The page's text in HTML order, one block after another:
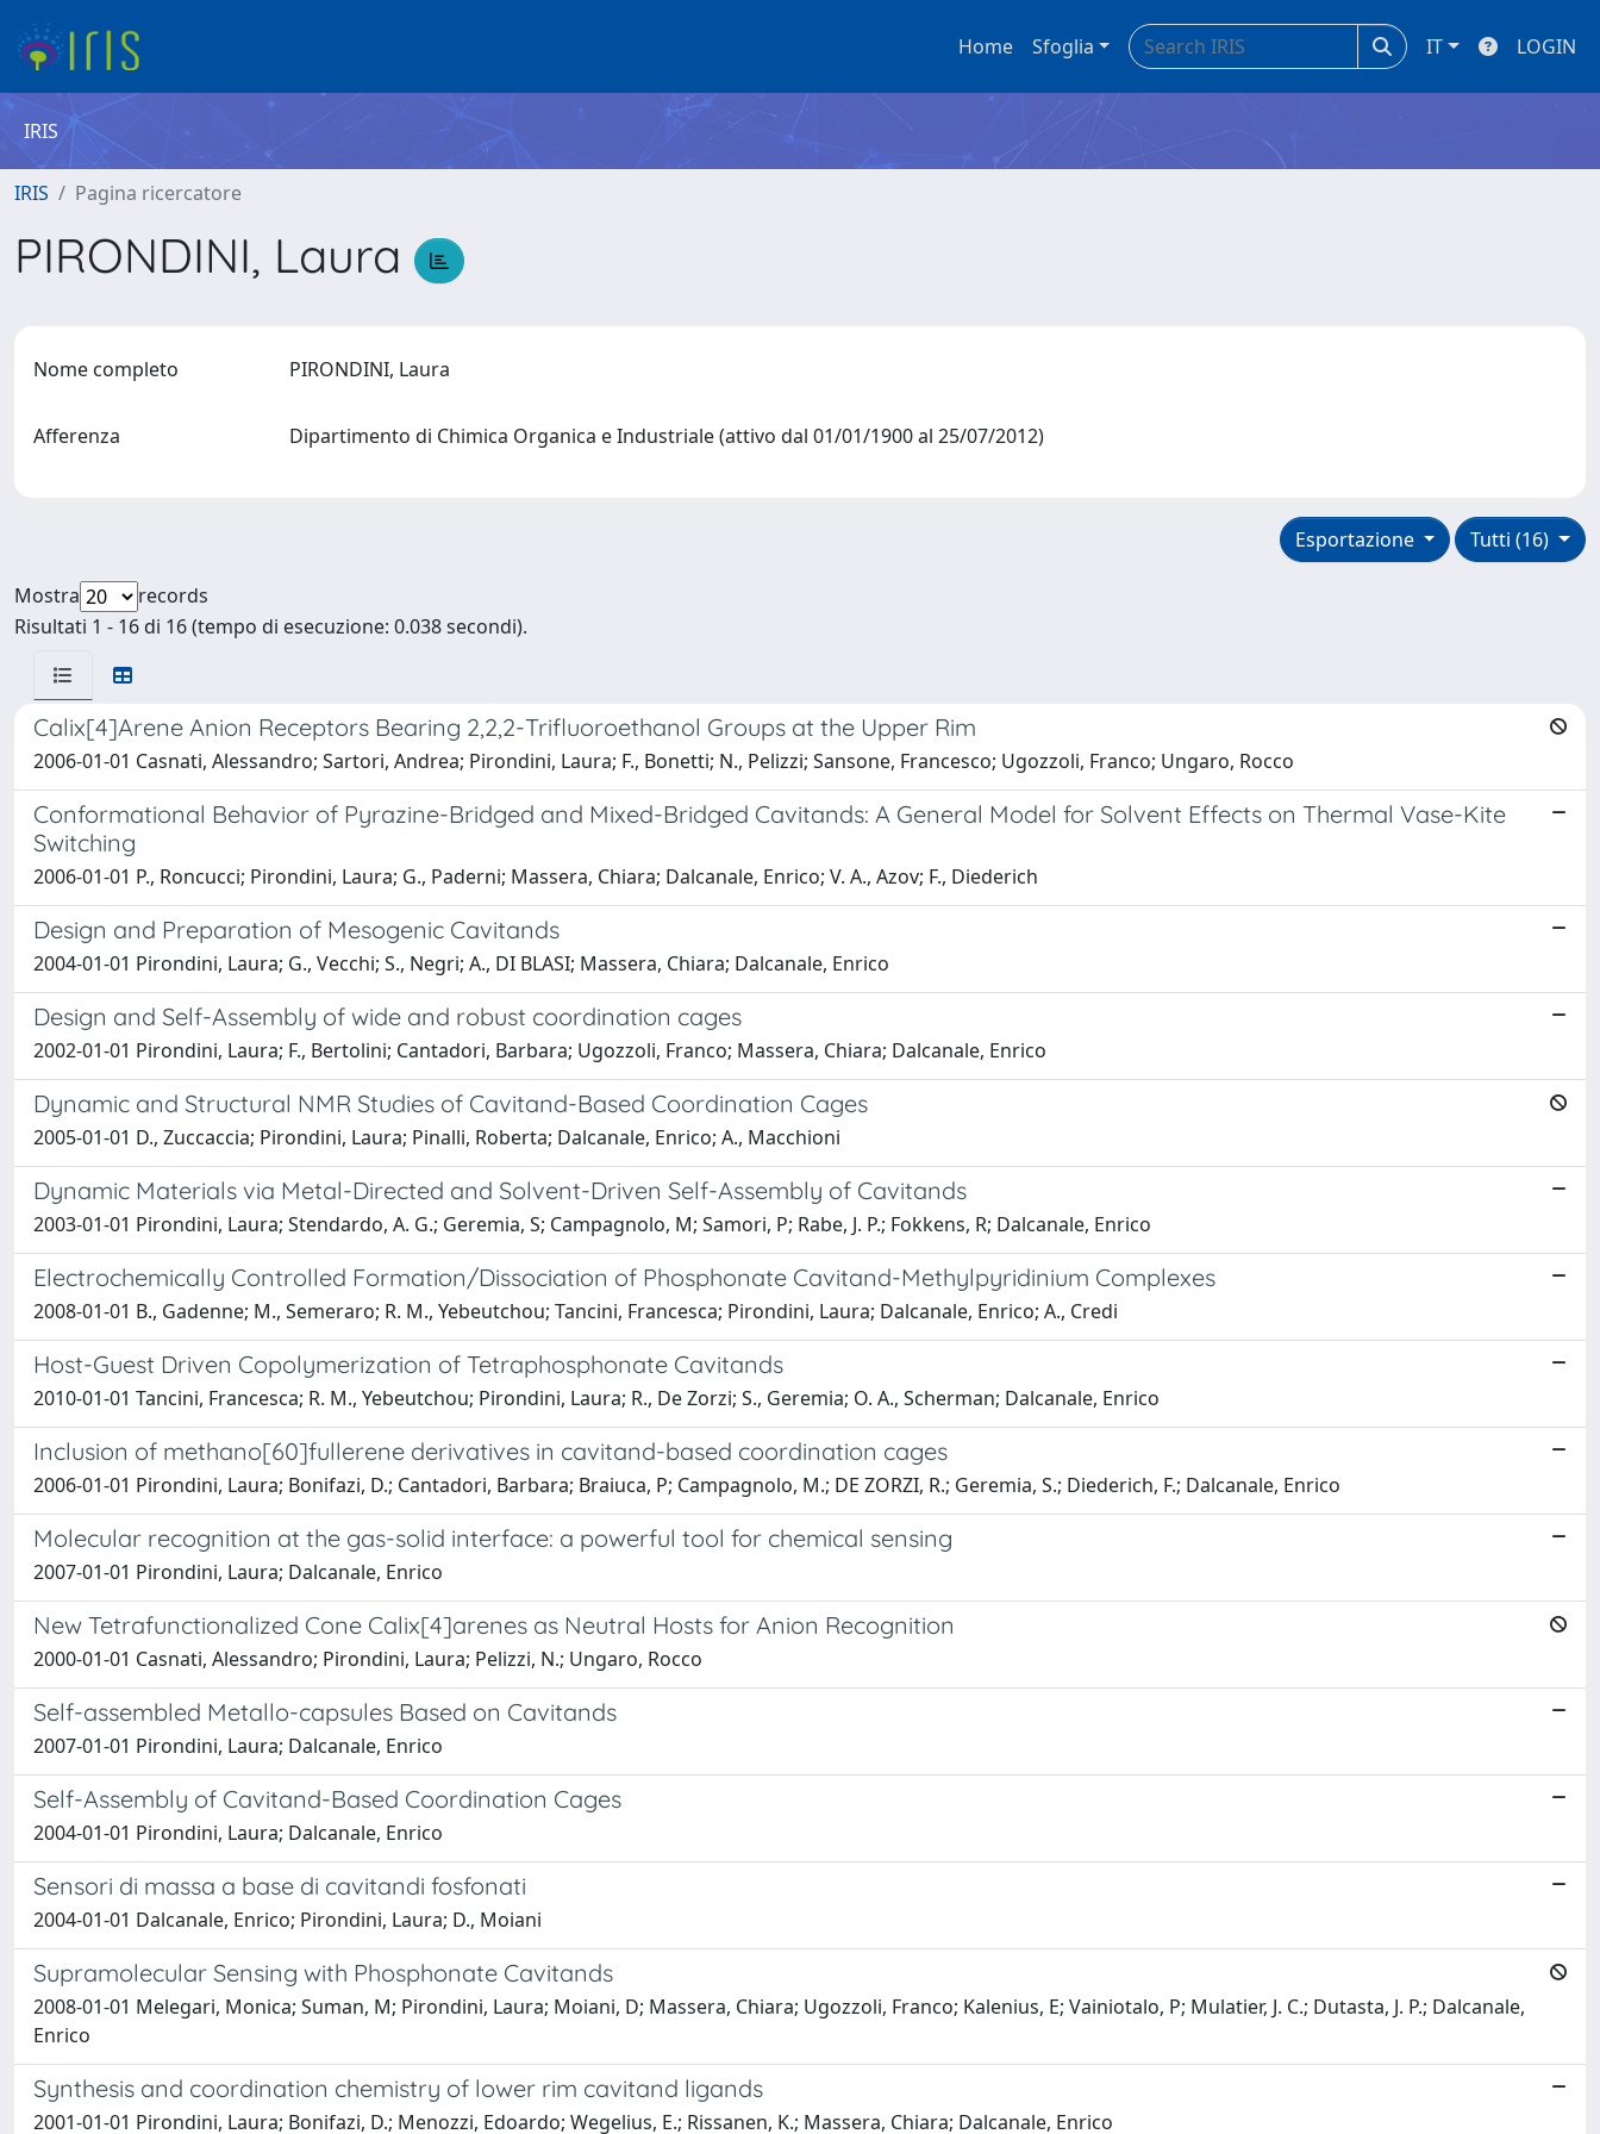
Home Sfoglia IT LOGIN
IRIS
IRIS Pagina ricercatore
PIRONDINI, Laura
Nome completo PIRONDINI, Laura
Afferenza Dipartimento di Chimica Organica e Industriale (attivo dal 01/01/1900 al 25/07/2012)
Tutti (16)
Esportazione
Mostra
records
Risultati 1 - 16 di 16 (tempo di esecuzione: 0.038 secondi).
Calix[4]Arene Anion Receptors Bearing 2,2,2-Trifluoroethanol Groups at the Upper Rim
2006-01-01 Casnati, Alessandro; Sartori, Andrea; Pirondini, Laura; F., Bonetti; N., Pelizzi; Sansone, Francesco; Ugozzoli, Franco; Ungaro, Rocco
Conformational Behavior of Pyrazine-Bridged and Mixed-Bridged Cavitands: A General Model for Solvent Effects on Thermal Vase-Kite
Switching
2006-01-01 P., Roncucci; Pirondini, Laura; G., Paderni; Massera, Chiara; Dalcanale, Enrico; V. A., Azov; F., Diederich
Design and Preparation of Mesogenic Cavitands
2004-01-01 Pirondini, Laura; G., Vecchi; S., Negri; A., DI BLASI; Massera, Chiara; Dalcanale, Enrico
Design and Self-Assembly of wide and robust coordination cages
2002-01-01 Pirondini, Laura; F., Bertolini; Cantadori, Barbara; Ugozzoli, Franco; Massera, Chiara; Dalcanale, Enrico
Dynamic and Structural NMR Studies of Cavitand-Based Coordination Cages
2005-01-01 D., Zuccaccia; Pirondini, Laura; Pinalli, Roberta; Dalcanale, Enrico; A., Macchioni
Dynamic Materials via Metal-Directed and Solvent-Driven Self-Assembly of Cavitands
2003-01-01 Pirondini, Laura; Stendardo, A. G.; Geremia, S; Campagnolo, M; Samori, P; Rabe, J. P.; Fokkens, R; Dalcanale, Enrico
Electrochemically Controlled Formation/Dissociation of Phosphonate Cavitand-Methylpyridinium Complexes
2008-01-01 B., Gadenne; M., Semeraro; R. M., Yebeutchou; Tancini, Francesca; Pirondini, Laura; Dalcanale, Enrico; A., Credi
Host-Guest Driven Copolymerization of Tetraphosphonate Cavitands
2010-01-01 Tancini, Francesca; R. M., Yebeutchou; Pirondini, Laura; R., De Zorzi; S., Geremia; O. A., Scherman; Dalcanale, Enrico
Inclusion of methano[60]fullerene derivatives in cavitand-based coordination cages
2006-01-01 Pirondini, Laura; Bonifazi, D.; Cantadori, Barbara; Braiuca, P; Campagnolo, M.; DE ZORZI, R.; Geremia, S.; Diederich, F.; Dalcanale, Enrico
Molecular recognition at the gas-solid interface: a powerful tool for chemical sensing
2007-01-01 Pirondini, Laura; Dalcanale, Enrico
New Tetrafunctionalized Cone Calix[4]arenes as Neutral Hosts for Anion Recognition
2000-01-01 Casnati, Alessandro; Pirondini, Laura; Pelizzi, N.; Ungaro, Rocco
Self-assembled Metallo-capsules Based on Cavitands
2007-01-01 Pirondini, Laura; Dalcanale, Enrico
Self-Assembly of Cavitand-Based Coordination Cages
2004-01-01 Pirondini, Laura; Dalcanale, Enrico
Sensori di massa a base di cavitandi fosfonati
2004-01-01 Dalcanale, Enrico; Pirondini, Laura; D., Moiani
Supramolecular Sensing with Phosphonate Cavitands
2008-01-01 Melegari, Monica; Suman, M; Pirondini, Laura; Moiani, D; Massera, Chiara; Ugozzoli, Franco; Kalenius, E; Vainiotalo, P; Mulatier, J. C.; Dutasta, J. P.; Dalcanale,
Enrico
Synthesis and coordination chemistry of lower rim cavitand ligands
2001-01-01 Pirondini, Laura; Bonifazi, D.; Menozzi, Edoardo; Wegelius, E.; Rissanen, K.; Massera, Chiara; Dalcanale, Enrico